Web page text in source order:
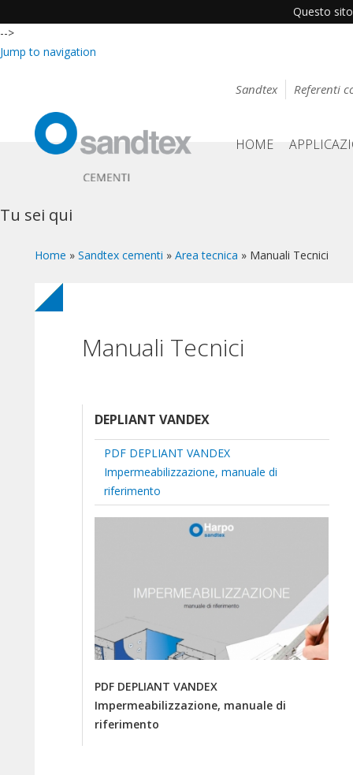
Questo
-->
Jump to navigation
Sandtex Referenti
HOME
Tu sei qui
Home » Sandtex cementi » Area tecnica » Manuali Tecnici
Manuali Tecnici
DEPLIANT VANDEX
PDF DEPLIANT VANDEX
Impermeabilizzazione, manuale di
riferimento
PDF DEPLIANT VANDEX
Impermeabilizzazione, manuale di
riferimento